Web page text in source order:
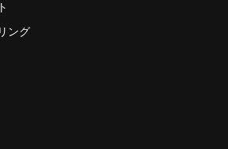
ードステム
ング